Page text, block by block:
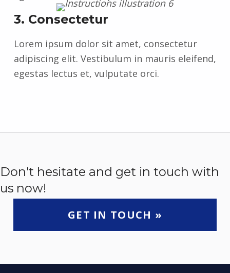
3. Consectetur
Lorem ipsum dolor sit amet, consectetur
adipiscing elit. Vestibulum in mauris eleifend,
egestas lectus et, vulputate orci.
Don't hesitate and get in touch with
us now!
GET IN TOUCH »
Skip back to main navigation